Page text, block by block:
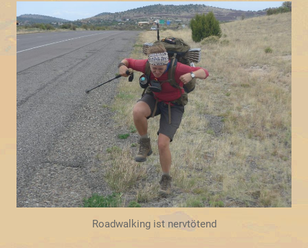
Roadwalking ist nervtötend